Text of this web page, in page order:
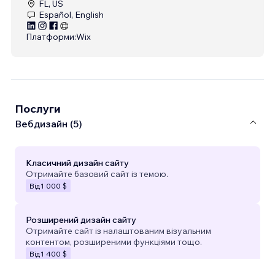
FL, US
Español, English
Платформи:Wix
Послуги
Вебдизайн (5)
Класичний дизайн сайту
Отримайте базовий сайт із темою.
Від 1 000 $
Розширений дизайн сайту
Отримайте сайт із налаштованим візуальним
контентом, розширеними функціями тощо.
Від 1 400 $